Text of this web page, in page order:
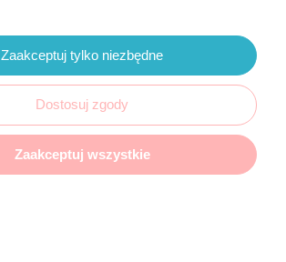
Firma
Kontakt
Zaakceptuj tylko niezbędne
Dostosuj zgody
Zaakceptuj wszystkie